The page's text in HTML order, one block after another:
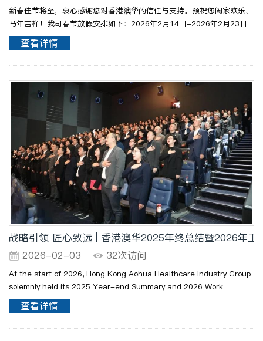
新春佳节将至，衷心感谢您对香港澳华的信任与支持。预祝您阖家欢乐、
马年吉祥！我司春节放假安排如下：2026年2月14日-2026年2月23日
放假，2026年2月24日（正月初八）正式开工。初八骏启新程，期待与
您继续携手，为医院建设事业不懈努力！往期干货：心承家国路..
查看详情
战略引领 匠心致远 | 香港澳华2025年终总结暨2026年工
2026-02-03 32次访问
At the start of 2026, Hong Kong Aohua Healthcare Industry Group
solemnly held its 2025 Year-end Summary and 2026 Work
Deployment Conference on January 29.时序更迭，征途如虹。2026
年伊始，香港澳华医疗产业集团于1月29日隆重召开2025年终总结暨
查看详情